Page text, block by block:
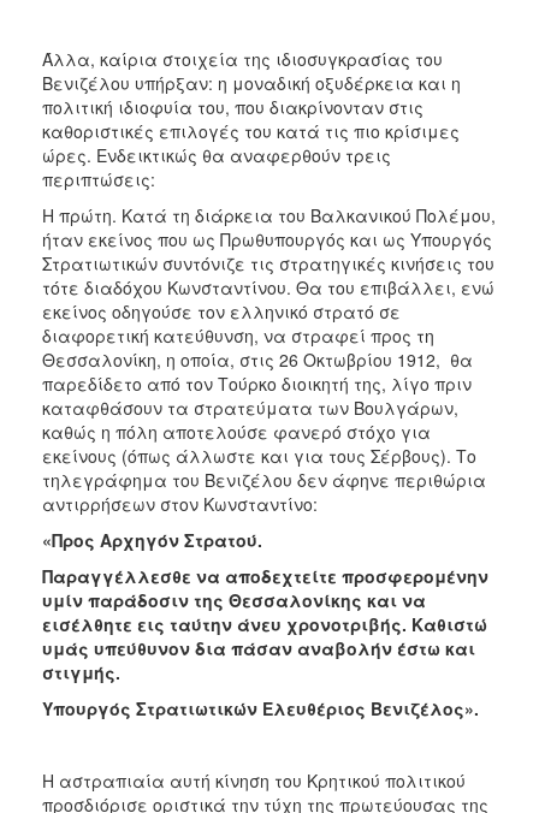
Άλλα, καίρια στοιχεία της ιδιοσυγκρασίας του
Βενιζέλου υπήρξαν: η μοναδική οξυδέρκεια και η
πολιτική ιδιοφυία του, που διακρίνονταν στις
καθοριστικές επιλογές του κατά τις πιο κρίσιμες
ώρες. Ενδεικτικώς θα αναφερθούν τρεις
περιπτώσεις:
Η πρώτη. Κατά τη διάρκεια του Βαλκανικού Πολέμου,
ήταν εκείνος που ως Πρωθυπουργός και ως Υπουργός
Στρατιωτικών συντόνιζε τις στρατηγικές κινήσεις του
τότε διαδόχου Κωνσταντίνου. Θα του επιβάλλει, ενώ
εκείνος οδηγούσε τον ελληνικό στρατό σε
διαφορετική κατεύθυνση, να στραφεί προς τη
Θεσσαλονίκη, η οποία, στις 26 Οκτωβρίου 1912, θα
παρεδίδετο από τον Τούρκο διοικητή της, λίγο πριν
καταφθάσουν τα στρατεύματα των Βουλγάρων,
καθώς η πόλη αποτελούσε φανερό στόχο για
εκείνους (όπως άλλωστε και για τους Σέρβους). Το
τηλεγράφημα του Βενιζέλου δεν άφηνε περιθώρια
αντιρρήσεων στον Κωνσταντίνο:
«Προς Αρχηγόν Στρατού.
Παραγγέλλεσθε να αποδεχτείτε προσφερομένην
υμίν παράδοσιν της Θεσσαλονίκης και να
εισέλθητε εις ταύτην άνευ χρονοτριβής. Καθιστώ
υμάς υπεύθυνον δια πάσαν αναβολήν έστω και
στιγμής.
Υπουργός Στρατιωτικών Ελευθέριος Βενιζέλος».
Η αστραπιαία αυτή κίνηση του Κρητικού πολιτικού
προσδιόρισε οριστικά την τύχη της πρωτεύουσας της